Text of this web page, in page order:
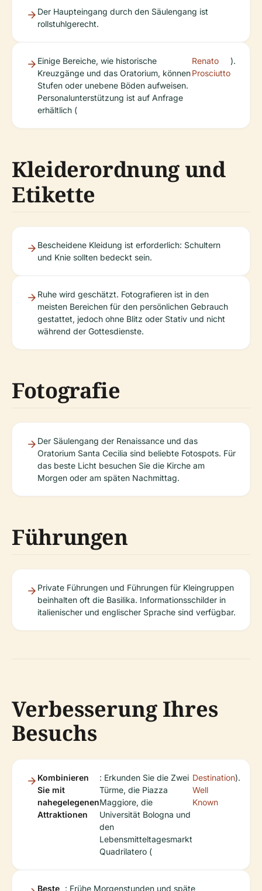
Der Haupteingang durch den Säulengang ist
rollstuhlgerecht.
Einige Bereiche, wie historische
Kreuzgänge und das Oratorium, können
Stufen oder unebene Böden aufweisen.
Personalunterstützung ist auf Anfrage
erhältlich (
Renato
Prosciutto
).
Kleiderordnung und
Etikette
Bescheidene Kleidung ist erforderlich: Schultern
und Knie sollten bedeckt sein.
Ruhe wird geschätzt. Fotografieren ist in den
meisten Bereichen für den persönlichen Gebrauch
gestattet, jedoch ohne Blitz oder Stativ und nicht
während der Gottesdienste.
Fotografie
Der Säulengang der Renaissance und das
Oratorium Santa Cecilia sind beliebte Fotospots. Für
das beste Licht besuchen Sie die Kirche am
Morgen oder am späten Nachmittag.
Führungen
Private Führungen und Führungen für Kleingruppen
beinhalten oft die Basilika. Informationsschilder in
italienischer und englischer Sprache sind verfügbar.
Verbesserung Ihres
Besuchs
Kombinieren
Sie mit
nahegelegenen
Attraktionen
: Erkunden Sie die Zwei
Türme, die Piazza
Maggiore, die
Universität Bologna und
den
Lebensmitteltagesmarkt
Quadrilatero (
Destination
Well
Known
).
Beste : Frühe Morgenstunden und späte